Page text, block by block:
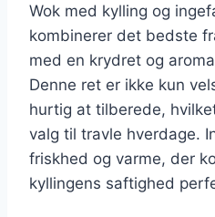
Wok med kylling og
kombinerer det bedste
med en krydret og
Denne ret er ikke kun
hurtig at tilberede,
valg til travle hverdage.
friskhed og varme, der
kyllingens saftighed